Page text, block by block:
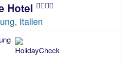
Hotel
Italien